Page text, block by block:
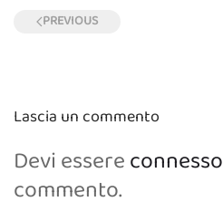
PREVIOUS
Lascia un commento
Devi essereconnesso
commento.